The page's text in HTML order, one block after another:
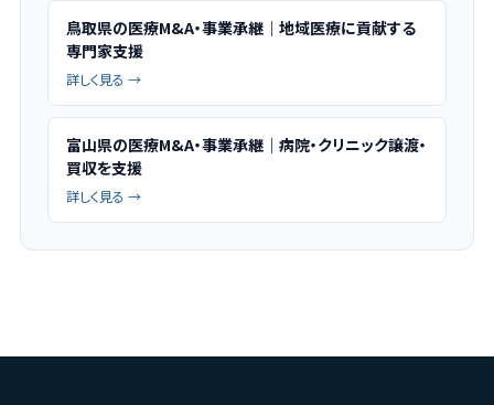
鳥取県の医療M&A・事業承継｜地域医療に貢献する
専門家支援
詳しく見る →
富山県の医療M&A・事業承継｜病院・クリニック譲渡・
買収を支援
詳しく見る →